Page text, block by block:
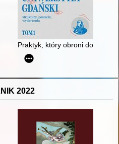
na terenie ziemi sławieńskiej
Praktyk, który obroni doktorat,
latającego eskadr
2022